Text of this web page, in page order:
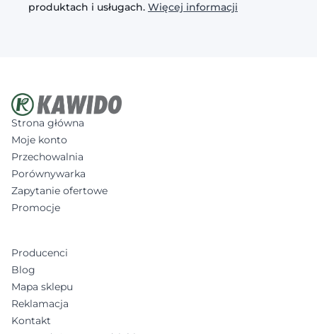
produktach i usługach. Więcej informacji
Strona główna
Moje konto
Przechowalnia
Porównywarka
Zapytanie ofertowe
Promocje
Producenci
Blog
Mapa sklepu
Reklamacja
Kontakt